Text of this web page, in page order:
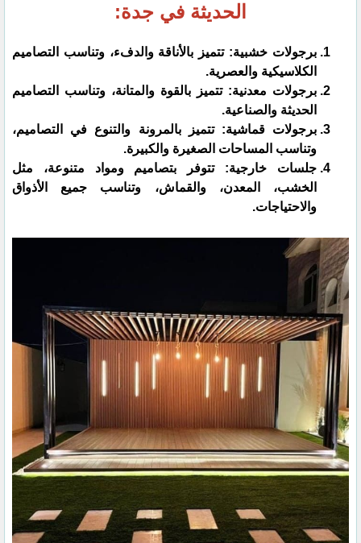
الحديثة في جدة:
برجولات خشبية: تتميز بالأناقة والدفء، وتناسب التصاميم
الكلاسيكية والعصرية.
برجولات معدنية: تتميز بالقوة والمتانة، وتناسب التصاميم
الحديثة والصناعية.
برجولات قماشية: تتميز بالمرونة والتنوع في التصاميم،
وتناسب المساحات الصغيرة والكبيرة.
جلسات خارجية: تتوفر بتصاميم ومواد متنوعة، مثل
الخشب، المعدن، والقماش، وتناسب جميع الأذواق
والاحتياجات.